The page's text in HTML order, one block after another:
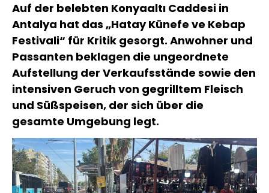
Auf der belebten Konyaaltı Caddesi in
Antalya hat das „Hatay Künefe ve Kebap
Festivali“ für Kritik gesorgt. Anwohner und
Passanten beklagen die ungeordnete
Aufstellung der Verkaufsstände sowie den
intensiven Geruch von gegrilltem Fleisch
und Süßspeisen, der sich über die
gesamte Umgebung legt.